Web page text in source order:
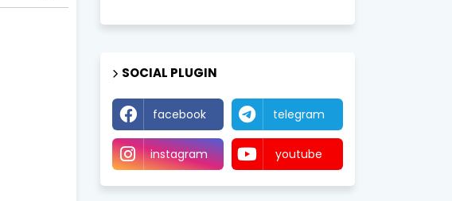
SOCIAL PLUGIN
facebook telegram
instagram youtube